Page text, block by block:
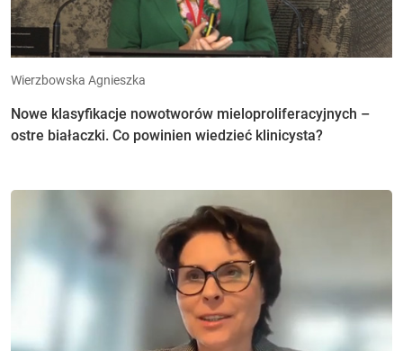
Wierzbowska Agnieszka
Nowe klasyfikacje nowotworów mieloproliferacyjnych –
ostre białaczki. Co powinien wiedzieć klinicysta?